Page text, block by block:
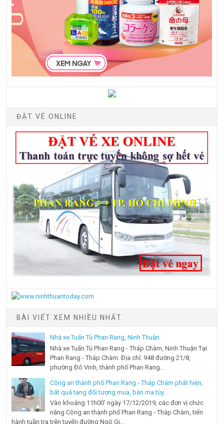
ĐẶT VÉ ONLINE
BÀI VIẾT XEM NHIỀU NHẤT
Nhà xe Tuấn Tú Phan Rang, Ninh Thuận
Nhà xe Tuấn Tú Phan Rang - Tháp Chàm, Ninh Thuận Tại
Phan Rang - Tháp Chàm: Địa chỉ: 948 đường 21/8,
phường Đô Vinh, thành phố Phan Rang...
Công an thành phố Phan Rang - Tháp Chàm phát hiện,
bắt quả tang đối tượng mua, bán ma túy.
Vào khoảng 11h00’ ngày 17/12/2019, các đơn vị chức
năng Công an thành phố Phan Rang - Tháp Chàm, tiến
hành tuần tra trên tuyến đường Ngô Gi...